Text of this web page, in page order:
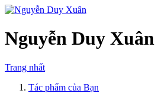
Nguyễn Duy Xuân
Trang nhất
Tác phẩm của Bạn